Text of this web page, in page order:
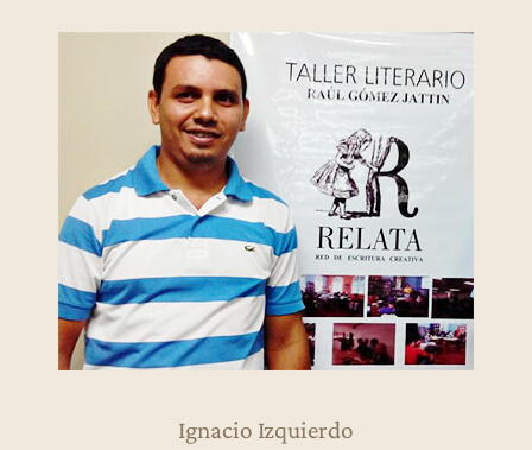
Ignacio Izquierdo